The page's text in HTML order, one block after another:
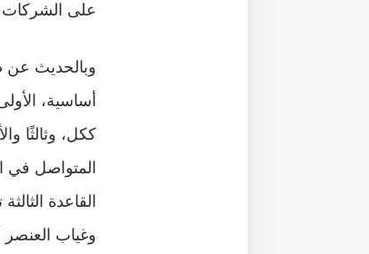
على الشركات
وبالحديث عن
أساسية،
ككل، وثالثًا
المتواصل في
القاعدة
وغياب